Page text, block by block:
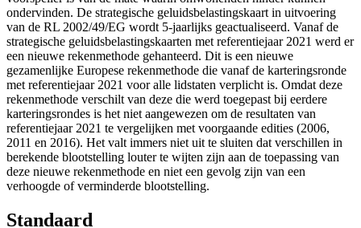
ondervinden. De strategische geluidsbelastingskaart in uitvoering
van de RL 2002/49/EG wordt 5-jaarlijks geactualiseerd. Vanaf de
strategische geluidsbelastingskaarten met referentiejaar 2021 werd er
een nieuwe rekenmethode gehanteerd. Dit is een nieuwe
gezamenlijke Europese rekenmethode die vanaf de karteringsronde
met referentiejaar 2021 voor alle lidstaten verplicht is. Omdat deze
rekenmethode verschilt van deze die werd toegepast bij eerdere
karteringsrondes is het niet aangewezen om de resultaten van
referentiejaar 2021 te vergelijken met voorgaande edities (2006,
2011 en 2016). Het valt immers niet uit te sluiten dat verschillen in
berekende blootstelling louter te wijten zijn aan de toepassing van
deze nieuwe rekenmethode en niet een gevolg zijn van een
verhoogde of verminderde blootstelling.
Standaard